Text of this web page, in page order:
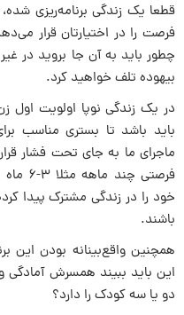
قطعا یک زندگی برنامه‌ریزی
فرصت را در اختیارتان قرار
چطور باید به آن جا بروید در
بیهوده تلف خواهید کرد.
در یک زندگی نوپا اولویت اول
باید باشد تا بستری مناسب
ماجرای ما به جای تحت فشار
خود را در زندگی مشترک پیدا
باشند.
همچنین واقع‌بینانه بودن این
این باید ببیند همسرش آمادگی
دو یا سه کودک را دارد؟